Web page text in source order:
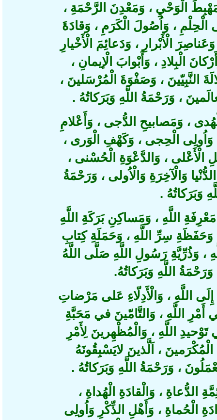
الْوَحْيِ ، وَمَعْدِنَ الرَّحْمَةِ ،
، وَاُصُولَ الْكَرَمِ ، وَقادَةَ
الْأَبْرارِ ، وَدَعائِمَ الْأَخْيارِ
الْبِلادِ ، وَأَبْوابَ الْإيمانِ ،
النَّبِيّينَ ، وَصَفْوَةَ الْمُرْسَلينَ ،
، وَرَحْمَةُ اللَّهِ وَبَرَكاتُهُ .
، وَمَصابيحِ الدُّجى ، وَأَعْلامِ
الْحِجى ، وَكَهْفِ الْوَرى ،
الْأَعْلى ، وَالدَّعْوَةِ الْحُسْنى ،
وَالْآخِرَةِ وَالْاُولى ، وَرَحْمَةُ
وَبَرَكاتُهُ .
اللَّهِ ، وَمَساكِنِ بَرَكَةِ اللَّهِ
سِرِّ اللَّهِ ، وَحَمَلَةِ كِتابِ
، وَذُرِّيَّةِ رَسُولِ اللَّهِ صَلَّى اللَّهُ
اللَّهِ وَبَرَكاتُهُ.
اللَّهِ ، وَالْأَدِلّاءِ عَلى مَرْضاتِ
اللَّهِ ، وَالتَّامّينَ في مَحَبَّةِ
اللَّهِ ، وَالْمُظْهِرينَ لِأَمْرِ
، اَلَّذينَ لايَسْبِقُونَهُ
، وَرَحْمَةُ اللَّهِ وَبَرَكاتُهُ .
، وَالْقادَةِ الْهُداةِ ،
الْحُماةِ ، وَأَهْلِ الذِّكْرِ وَاُولِى